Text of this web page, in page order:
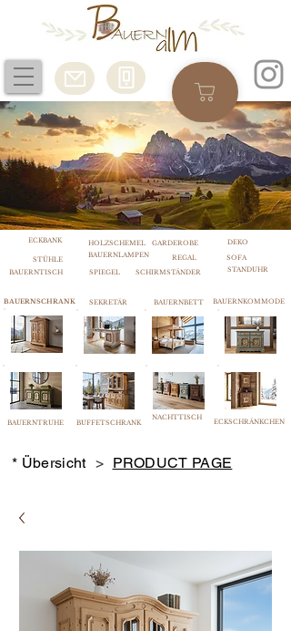
BAUERNTISCH SPIEGEL SCHIRMSTÄNDER
BAUERNSCHRANK SEKRETÄR
BAUERNTRUHE BUFFETSCHRANK
BAUERNBETT
NACHTTISCH
STANDUHR
BAUERNKOMMODE
ECKSCHRÄNKCHEN
* Übersicht > PRODUCT PAGE
BAUERNLAMPEN REGAL SOFA
ECKBANK
STÜHLE
HOLZSCHEMEL GARDEROBE DEKO